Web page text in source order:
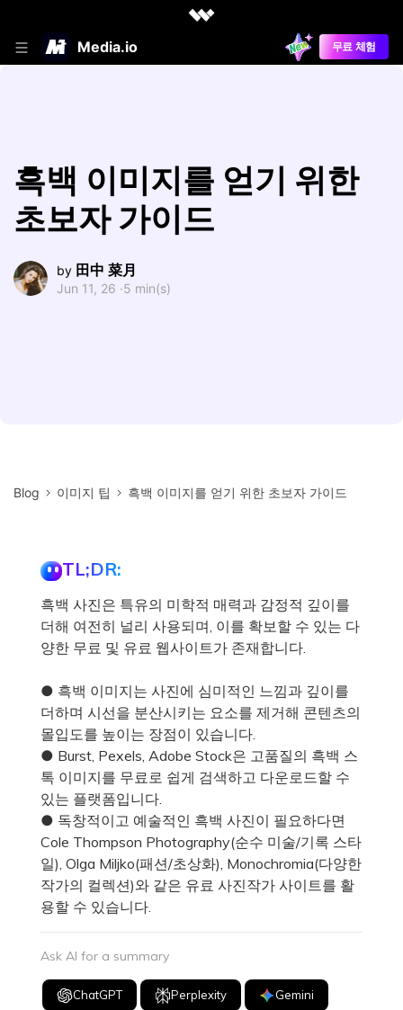
Media.io 무료 체험
흑백 이미지를 얻기 위한
초보자 가이드
by 田中 菜月
Jun 11, 26 ·5 min(s)
Blog 이미지 팁 흑백 이미지를 얻기 위한 초보자 가이드
TL;DR:
흑백 사진은 특유의 미학적 매력과 감정적 깊이를
더해 여전히 널리 사용되며, 이를 확보할 수 있는 다
양한 무료 및 유료 웹사이트가 존재합니다.
● 흑백 이미지는 사진에 심미적인 느낌과 깊이를
더하며 시선을 분산시키는 요소를 제거해 콘텐츠의
몰입도를 높이는 장점이 있습니다.
● Burst, Pexels, Adobe Stock은 고품질의 흑백 스
톡 이미지를 무료로 쉽게 검색하고 다운로드할 수
있는 플랫폼입니다.
● 독창적이고 예술적인 흑백 사진이 필요하다면
Cole Thompson Photography(순수 미술/기록 스타
일), Olga Miljko(패션/초상화), Monochromia(다양한
작가의 컬렉션)와 같은 유료 사진작가 사이트를 활
용할 수 있습니다.
Ask AI for a summary
ChatGPT Perplexity Gemini